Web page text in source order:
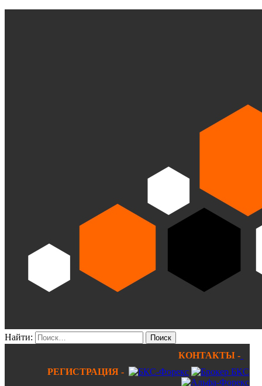
Найти:
КОНТАКТЫ -
РЕГИСТРАЦИЯ -